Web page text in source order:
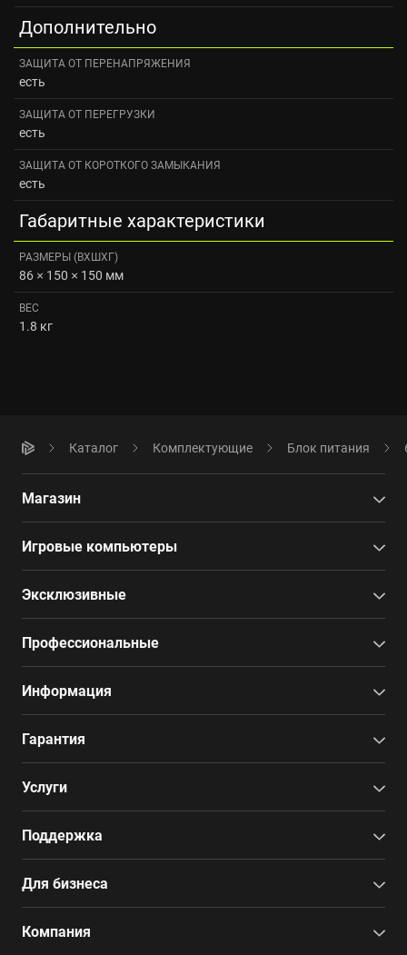
Дополнительно
ЗАЩИТА ОТ ПЕРЕНАПРЯЖЕНИЯ
есть
ЗАЩИТА ОТ ПЕРЕГРУЗКИ
есть
ЗАЩИТА ОТ КОРОТКОГО ЗАМЫКАНИЯ
есть
Габаритные характеристики
РАЗМЕРЫ (ВXШXГ)
86 × 150 × 150 мм
ВЕС
1.8 кг
Каталог Комплектующие Блок питания
Магазин
Игровые компьютеры
Эксклюзивные
Профессиональные
Информация
Гарантия
Услуги
Поддержка
Для бизнеса
Компания